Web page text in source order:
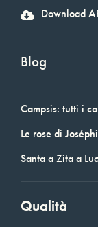
Download
Blog
Campsis: tutti i
Le rose di
Santa a Zita a
Qualità